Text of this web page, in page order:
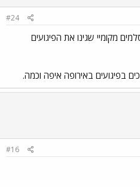
#24
מקומיי שגינו את הפיגועים
בפיגועים באירופה איפה וכמה.
#16